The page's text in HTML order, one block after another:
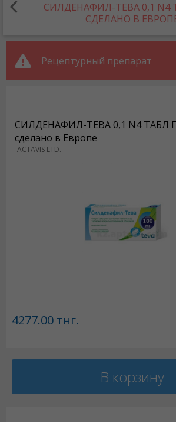
СИЛДЕНАФИЛ-ТЕВА 0,1 N4
СДЕЛАНО В
Рецептурный препарат
СИЛДЕНАФИЛ-ТЕВА 0,1 N4 ТАБЛ
сделано в Европе
-ACTAVIS LTD.
4277.00 тнг.
В корзину